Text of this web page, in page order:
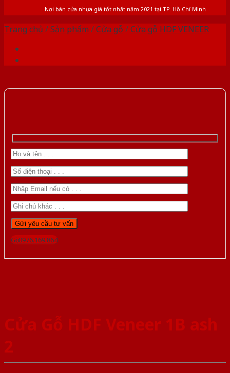
Nơi bán cửa nhựa giá tốt nhất năm 2021 tại TP. Hồ Chí Minh
Trang chủ /Sản phẩm /Cửa gỗ /Cửa gỗ HDF VENEER
Gọi 0976.169.864
Cửa Gỗ HDF Veneer 1B ash
2